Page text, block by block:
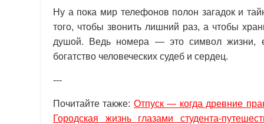
Ну а пока мир телефонов полон загадок и
того, чтобы звонить лишний раз, а чтобы
душой. Ведь номера — это символ жизни,
богатство человеческих судеб и сердец.
---
Почитайте также: Отпуск — когда древние
Городская жизнь глазами студента-